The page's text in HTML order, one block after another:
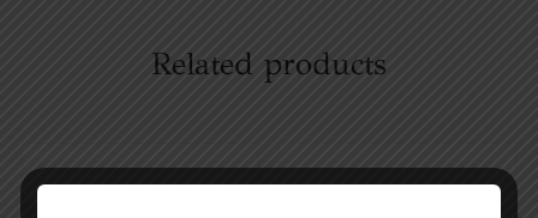
Related products